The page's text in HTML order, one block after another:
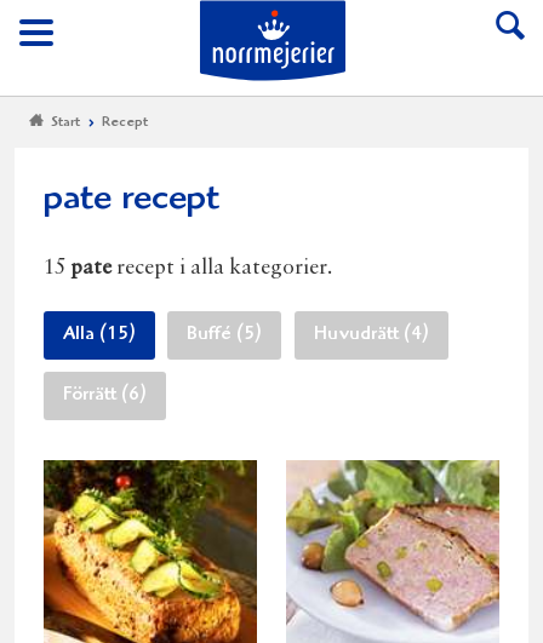
Meny
Till Norrmejerier
Start Recept
pate recept
15 paterecept i alla kategorier.
Alla (15) Buffé (5) Huvudrätt (4)
Förrätt (6)